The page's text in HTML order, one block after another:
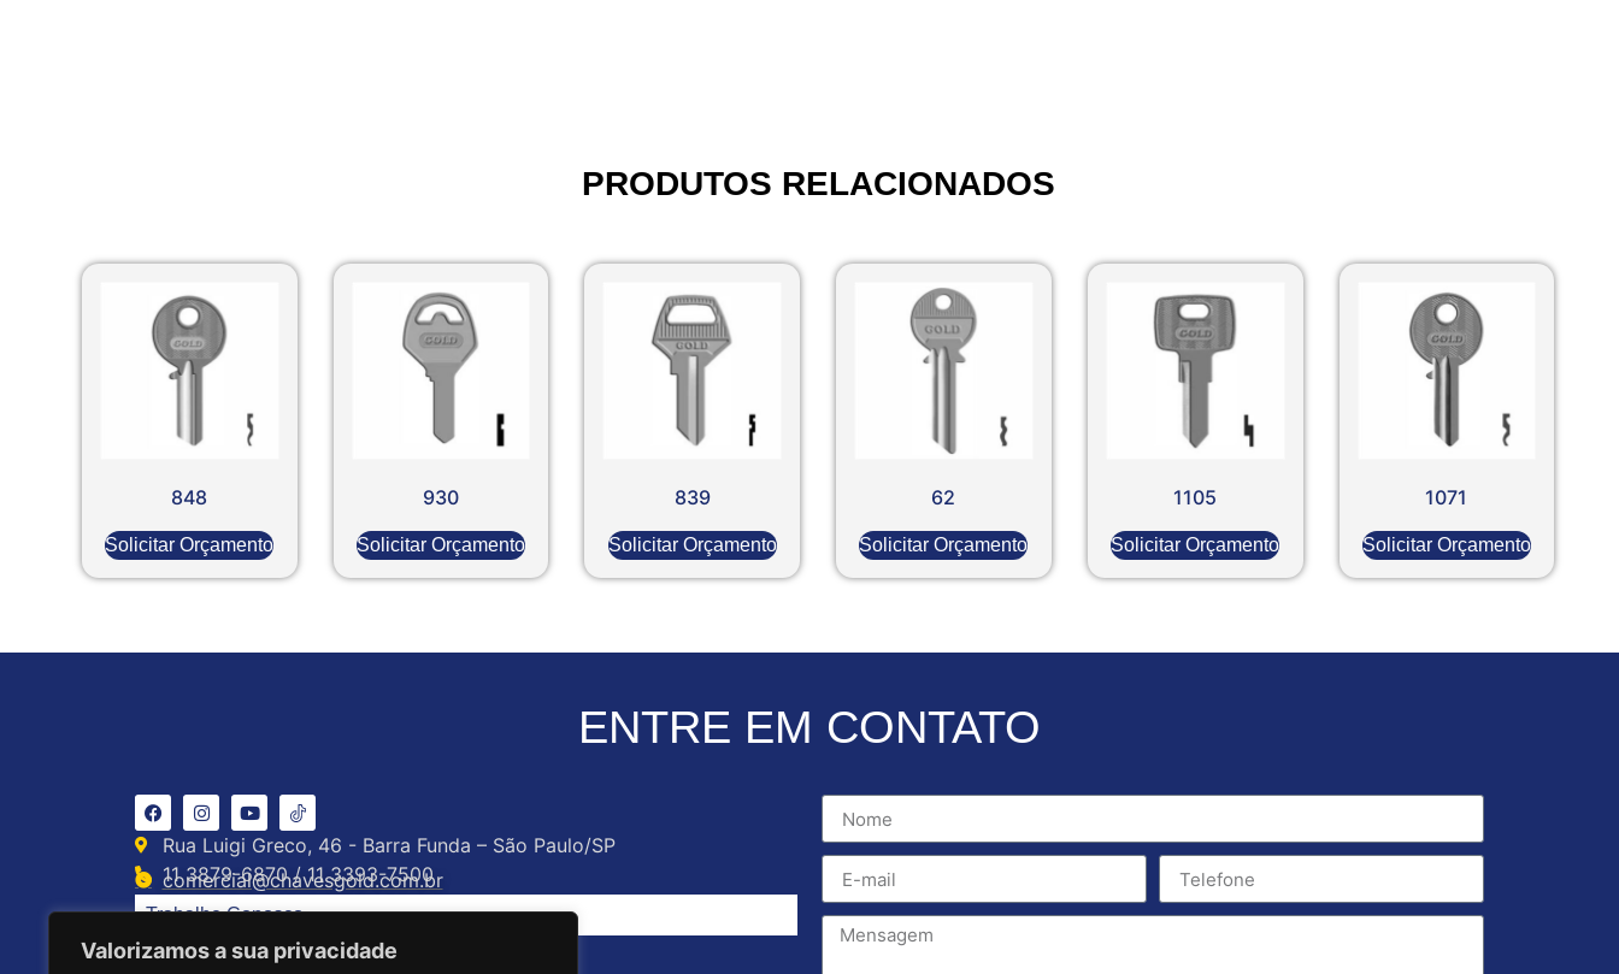
Valorizamos a sua privacidade
PRODUTOS RELACIONADOS
848
Solicitar Orçamento
930
Solicitar Orçamento
839
Solicitar Orçamento
62
Solicitar Orçamento
1105
Solicitar Orçamento
1071
Solicitar Orçamento
ENTRE EM CONTATO
Rua Luigi Greco, 46 - Barra Funda – São Paulo/SP
11 3879-6870 / 11 3393-7500
comercial@chavesgold.com.br
Trabalhe Conosco